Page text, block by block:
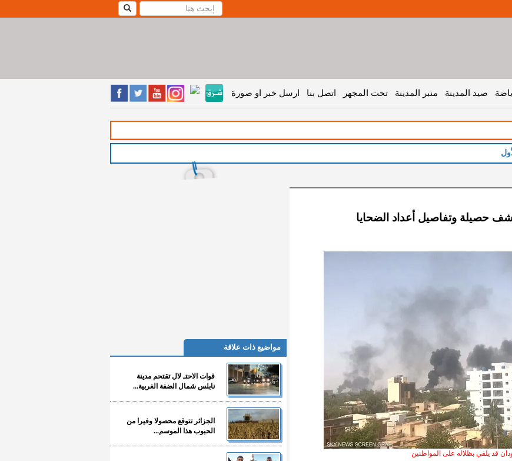
صيد المدينة منبر المدينة تحت المجهر اتصل بنا ارسل خبر او صورة
حصيلة وتفاصيل أعداد الضحايا
قد يلقي بظلاله على المواطنين
مواضيع ذات علاقة
قوات الاحتـ لال تقتحم مدينة
نابلس شمال الضفة الغربية...
الجزائر تتوقع محصولا وفيرا من
الحبوب هذا الموسم...